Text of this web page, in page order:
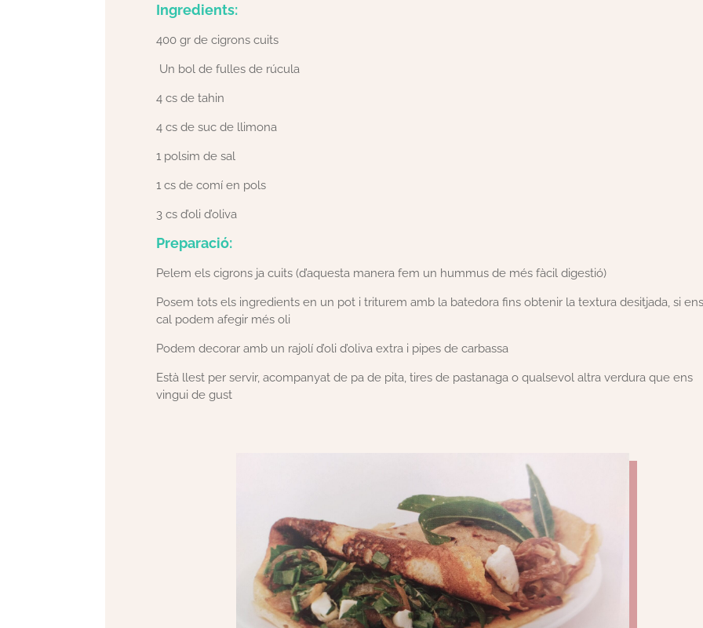
Ingredients:
400 gr de cigrons cuits
Un bol de fulles de rúcula
4 cs de tahin
4 cs de suc de llimona
1 polsim de sal
1 cs de comí en pols
3 cs d’oli d’oliva
Preparació:
Pelem els cigrons ja cuits (d’aquesta manera fem un hummus de més fàcil digestió)
Posem tots els ingredients en un pot i triturem amb la batedora fins obtenir la textura desitjada, si ens
cal podem afegir més oli
Podem decorar amb un rajolí d’oli d’oliva extra i pipes de carbassa
Està llest per servir, acompanyat de pa de pita, tires de pastanaga o qualsevol altra verdura que ens
vingui de gust